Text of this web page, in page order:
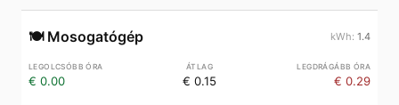
🍽️ Mosogatógép 1.4
€ 0.00 € 0.15 € 0.29